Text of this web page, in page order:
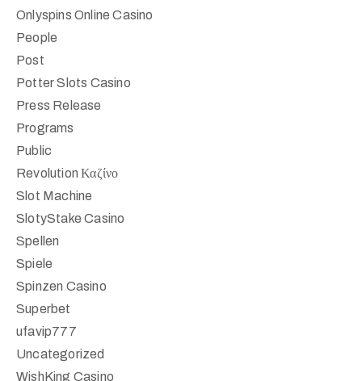
Onlyspins Online Casino
People
Post
Potter Slots Casino
Press Release
Programs
Public
Revolution Καζίνο
Slot Machine
SlotyStake Casino
Spellen
Spiele
Spinzen Casino
Superbet
ufavip777
Uncategorized
WishKing Casino